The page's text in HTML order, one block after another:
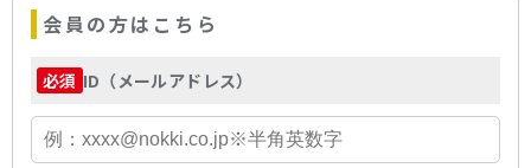
会員の方はこちら
必須 ID（メールアドレス）